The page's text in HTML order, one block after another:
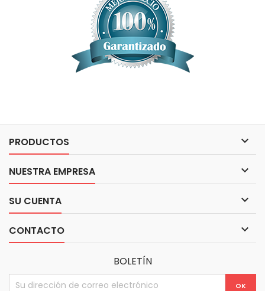
PRODUCTOS 
NUESTRA EMPRESA 
SU CUENTA 
CONTACTO 
BOLETÍN